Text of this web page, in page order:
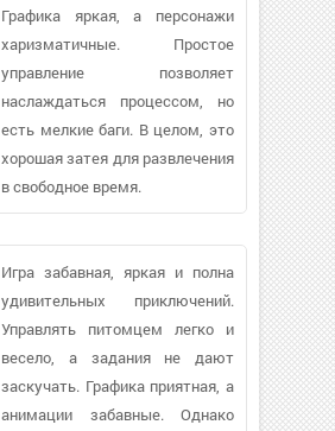
Графика яркая, а персонажи
харизматичные. Простое
управление позволяет
наслаждаться процессом, но
есть мелкие баги. В целом, это
хорошая затея для развлечения
в свободное время.
Игра забавная, яркая и полна
удивительных приключений.
Управлять питомцем легко и
весело, а задания не дают
заскучать. Графика приятная, а
анимации забавные. Однако